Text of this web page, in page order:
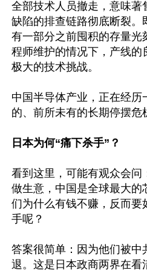
全部技术人员撤走，意味著
缺陷的排查链路彻底断裂。
有一部分之前囤积的存量光
程师维护的情况下，产线的
极大的技术挑战。
中国半导体产业，正在经历
的、前所未有的长期停摆危
日本为何“痛下杀手”？
看到这里，可能有观众会问
做生意，中国是全球最大的
们为什么有钱不赚，反而要
手呢？
答案很简单：因为他们被中
退。这是日本政商两界在看